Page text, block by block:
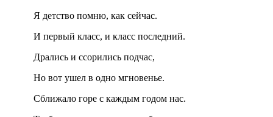
Я детство помню, как сейчас.
И первый класс, и класс последний.
Дрались и ссорились подчас,
Но вот ушел в одно мгновенье.
Сближало горе с каждым годом нас.